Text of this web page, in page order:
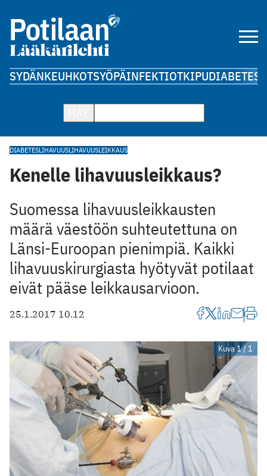
SYDÄNKEUHKOTSYÖPÄINFEKTIOTKIPUDIABETES
DIABETESLIHAVUUSLIHAVUUSLEIKKAUS
Kenelle lihavuusleikkaus?
Suomessa lihavuusleikkausten
määrä väestöön suhteutettuna on
Länsi-Euroopan pienimpiä. Kaikki
lihavuuskirurgiasta hyötyvät potilaat
eivät pääse leikkausarvioon.
25.1.2017 10.12
Kuva 1 / 1